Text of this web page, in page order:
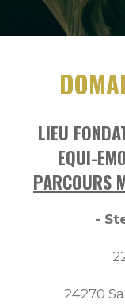
LIEU
EQUI-
PARCOURS
-
24270